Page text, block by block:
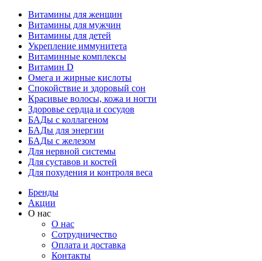
Витамины для женщин
Витамины для мужчин
Витамины для детей
Укрепление иммунитета
Витаминные комплексы
Витамин D
Омега и жирные кислоты
Спокойствие и здоровый сон
Красивые волосы, кожа и ногти
Здоровье сердца и сосудов
БАДы с коллагеном
БАДы для энергии
БАДы с железом
Для нервной системы
Для суставов и костей
Для похудения и контроля веса
Бренды
Акции
О нас
О нас
Cотрудничество
Оплата и доставка
Контакты